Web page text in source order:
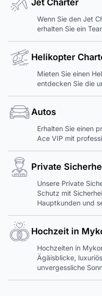
Jet Charter
Wenn Sie den Jet
erhalten Sie ein
Helikopter
Mieten Sie einen
entdecken Sie die
Autos
Erhalten Sie einen
Ace VIP mit
Private
Unsere Private
Schutz mit
Hauptkunden und
Hochzeit in
Hochzeiten in
Ägäisblicke,
unvergessliche